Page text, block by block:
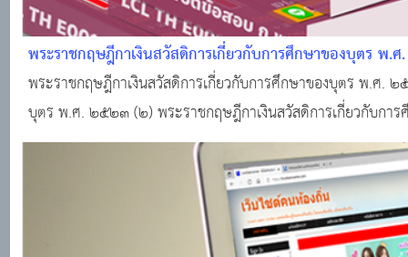
พระราชกฤษฎีกาเงินสวัสดิการเกี่ยวกับการศึกษาของบุตร พ.
พระราชกฤษฎีกาเงินสวัสดิการเกี่ยวกับการศึกษาของบุตร พ.ศ.
บุตร พ.ศ. ๒๕๒๓ (๒) พระราชกฤษฎีกาเงินสวัสดิการเกี่ยวกับก